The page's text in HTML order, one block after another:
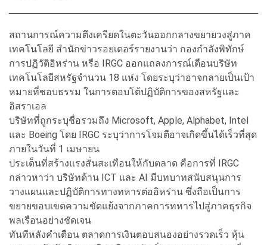
สถานการณ์ความตึงเครียดในตะวันออกกลางขยายวงสู่ภาค
เทคโนโลยี สำนักข่าวรอยเตอร์รายงานว่า กองกำลังพิทักษ์
การปฏิวัติอิหร่าน หรือ IRGC ออกแถลงการณ์เตือนบริษัท
เทคโนโลยีสหรัฐจำนวน 18 แห่ง โดยระบุว่าอาจกลายเป็นเป้า
หมายที่ชอบธรรม ในการตอบโต้ปฏิบัติการของสหรัฐและ
อิสราเอล
บริษัทที่ถูกระบุชื่อรวมถึง Microsoft, Apple, Alphabet, Intel
และ Boeing โดย IRGC ระบุว่าการโจมตีอาจเกิดขึ้นได้เร็วที่สุด
ภายในวันที่ 1 เมษายน
ประเด็นที่สร้างแรงสั่นสะเทือนให้กับตลาด คือการที่ IRGC
กล่าวหาว่า บริษัทด้าน ICT และ AI มีบทบาทสนับสนุนการ
วางแผนและปฏิบัติการทางทหารต่ออิหร่าน ซึ่งถือเป็นการ
ขยายขอบเขตความขัดแย้งจากภาคการทหารไปสู่ภาคธุรกิจ
พลเรือนอย่างชัดเจน
ทันทีหลังคำเตือน ตลาดการเงินตอบสนองอย่างรวดเร็ว หุ้น